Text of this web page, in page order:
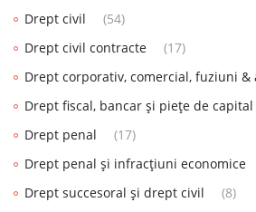
Drept civil
(54)
Drept civil contracte
(17)
Drept corporativ, comercial, fuziuni &
Drept fiscal, bancar și piețe de capital
Drept penal
(17)
Drept penal și infracțiuni economice
Drept succesoral și drept civil
(8)